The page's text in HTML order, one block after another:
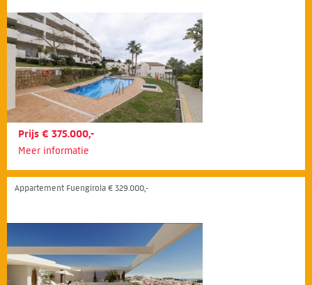
Prijs € 375.000,-
Meer informatie
Appartement Fuengirola € 329.000,-